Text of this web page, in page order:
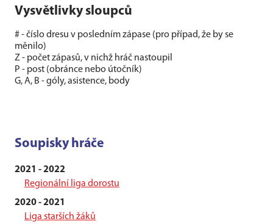
Vysvětlivky sloupců
# - číslo dresu v posledním zápase (pro případ, že by se
měnilo)
Z - počet zápasů, v nichž hráč nastoupil
P - post (obránce nebo útočník)
G, A, B - góly, asistence, body
Soupisky hráče
2021 - 2022
Regionální liga dorostu
2020 - 2021
Liga starších žáků